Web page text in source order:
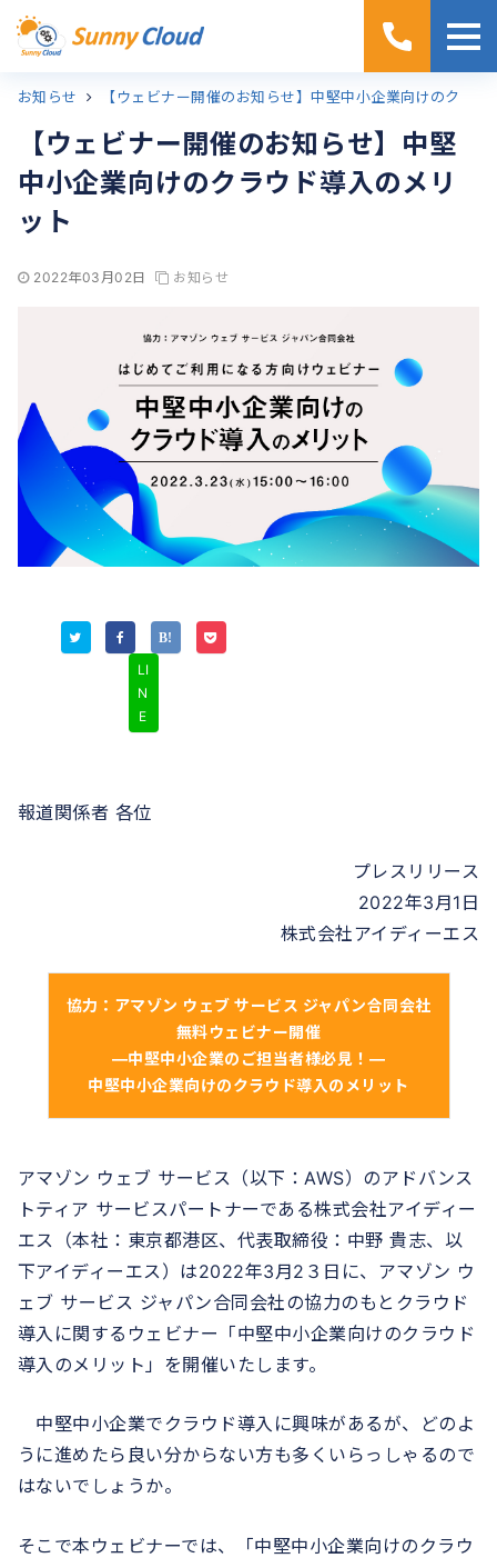
ホーム
お知らせ
【ウェビナー開催のお知らせ】中堅
中小企業向けのクラウド導入のメリ
ット
2022年03月02日 お知らせ
LI
N
E
報道関係者 各位
プレスリリース
2022年3月1日
株式会社アイディーエス
協力：アマゾン ウェブ サービス ジャパン合同会社
無料ウェビナー開催
―中堅中小企業のご担当者様必見！―
中堅中小企業向けのクラウド導入のメリット
アマゾン ウェブ サービス（以下：AWS）のアドバンス
トティア サービスパートナーである株式会社アイディー
エス（本社：東京都港区、代表取締役：中野 貴志、以
下アイディーエス）は2022年3月2３日に、アマゾン ウ
ェブ サービス ジャパン合同会社の協力のもとクラウド
導入に関するウェビナー「中堅中小企業向けのクラウド
導入のメリット」を開催いたします。
中堅中小企業でクラウド導入に興味があるが、どのよ
うに進めたら良い分からない方も多くいらっしゃるので
はないでしょうか。
そこで本ウェビナーでは、「中堅中小企業向けのクラウ